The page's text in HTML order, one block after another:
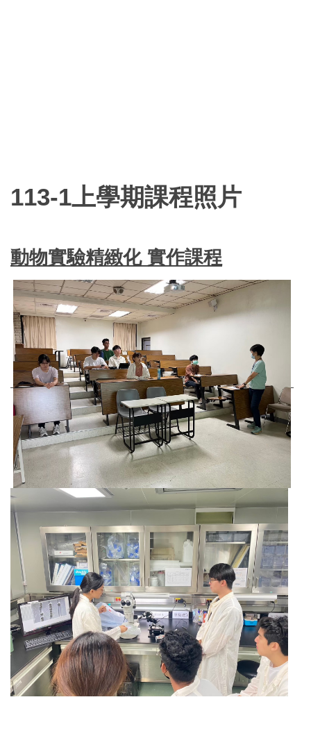
113-1上學期課程照片
動物實驗精緻化 實作課程